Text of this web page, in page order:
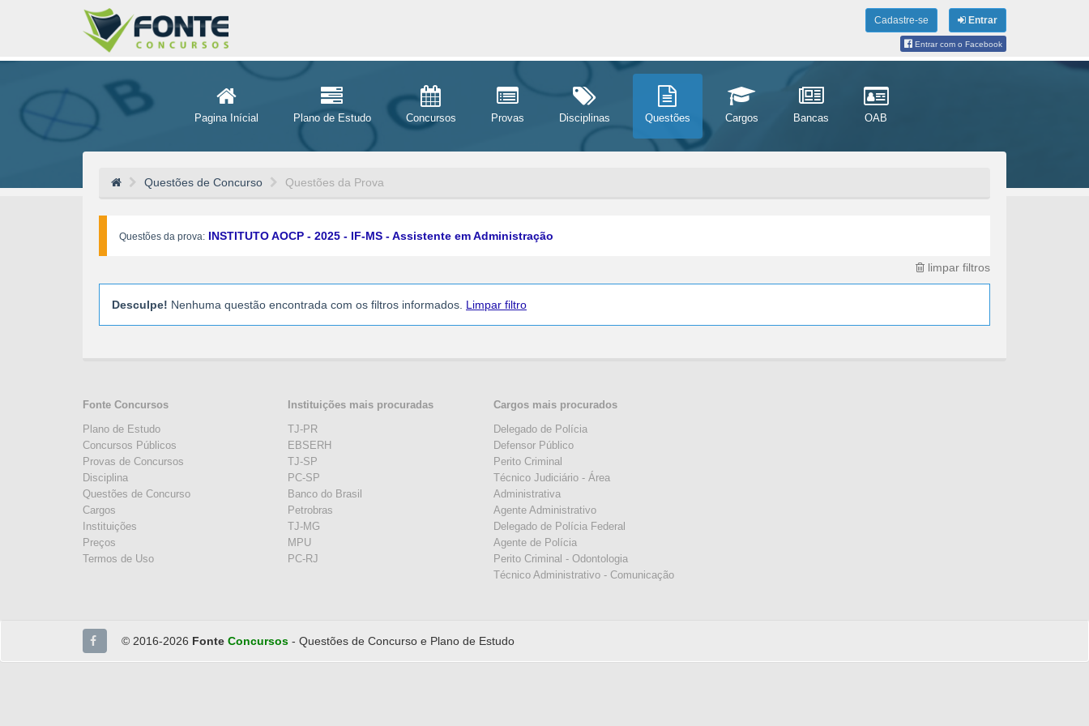
Cadastre-se Entrar
Entrar com o Facebook
Pagina Inícial Plano de Estudo Concursos Provas Disciplinas Questões Cargos Bancas OAB
Questões de Concurso Questões da Prova
Questões da prova: INSTITUTO AOCP - 2025 - IF-MS - Assistente em Administração
limpar filtros
Desculpe! Nenhuma questão encontrada com os filtros informados. Limpar filtro
Fonte Concursos
Plano de Estudo
Concursos Públicos
Provas de Concursos
Disciplina
Questões de Concurso
Cargos
Instituições
Preços
Termos de Uso
Instituições mais procuradas
TJ-PR
EBSERH
TJ-SP
PC-SP
Banco do Brasil
Petrobras
TJ-MG
MPU
PC-RJ
Cargos mais procurados
Delegado de Polícia
Defensor Público
Perito Criminal
Técnico Judiciário - Área
Administrativa
Agente Administrativo
Delegado de Polícia Federal
Agente de Polícia
Perito Criminal - Odontologia
Técnico Administrativo - Comunicação
© 2016-2026 Fonte Concursos - Questões de Concurso e Plano de Estudo